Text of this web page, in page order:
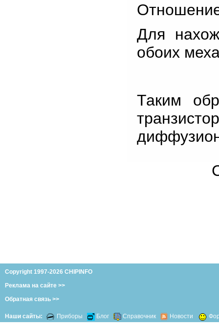
Для
обоих
Таким
Copyright 1997-2026 CHIPINFO
Реклама на сайте >>
Обратная связь >>
Наши сайты: Приборы Блог Справочник Новости